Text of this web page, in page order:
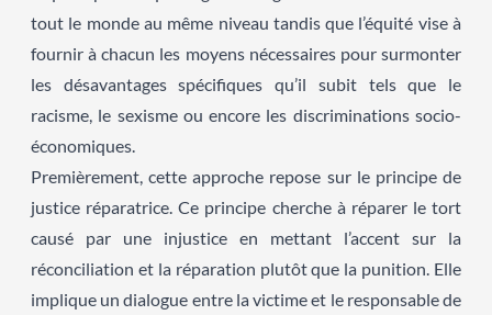
tout le monde au même niveau tandis que l’équité vise à
fournir à chacun les moyens nécessaires pour surmonter
les désavantages spécifiques qu’il subit tels que le
racisme, le sexisme ou encore les discriminations socio-
économiques.
Premièrement, cette approche repose sur le principe de
justice réparatrice. Ce principe cherche à réparer le tort
causé par une injustice en mettant l’accent sur la
réconciliation et la réparation plutôt que la punition. Elle
implique un dialogue entre la victime et le responsable de